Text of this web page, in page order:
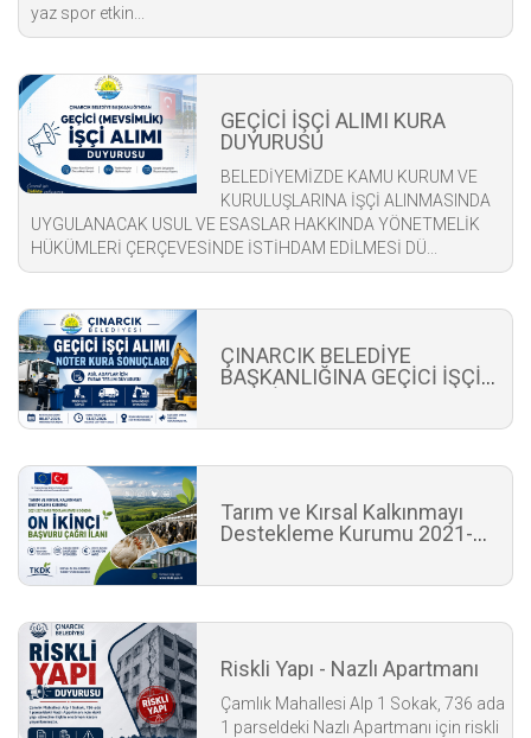
yaz spor etkin...
GEÇİCİ İŞÇİ ALIMI KURA
DUYURUSU
BELEDİYEMİZDE KAMU KURUM VE
KURULUŞLARINA İŞÇİ ALINMASINDA
UYGULANACAK USUL VE ESASLAR HAKKINDA YÖNETMELİK
HÜKÜMLERİ ÇERÇEVESİNDE İSTİHDAM EDİLMESİ DÜ...
ÇINARCIK BELEDİYE
BAŞKANLIĞINA GEÇİCİ İŞÇİ
Tarım ve Kırsal Kalkınmayı
Destekleme Kurumu 2021-
Riskli Yapı - Nazlı Apartmanı
Çamlık Mahallesi Alp 1 Sokak, 736 ada
1 parseldeki Nazlı Apartmanı için riskli